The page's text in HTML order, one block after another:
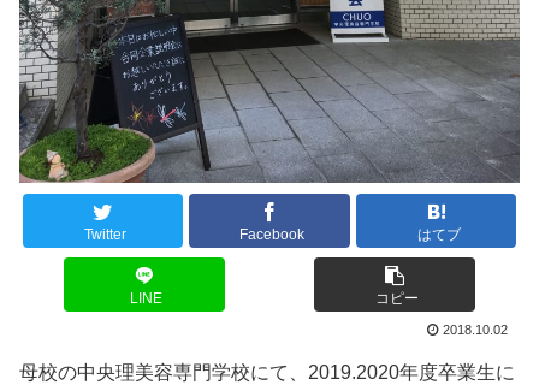
Twitter Facebook はてブ
LINE コピー
2018.10.02
母校の中央理美容専門学校にて、2019.2020年度卒業生に